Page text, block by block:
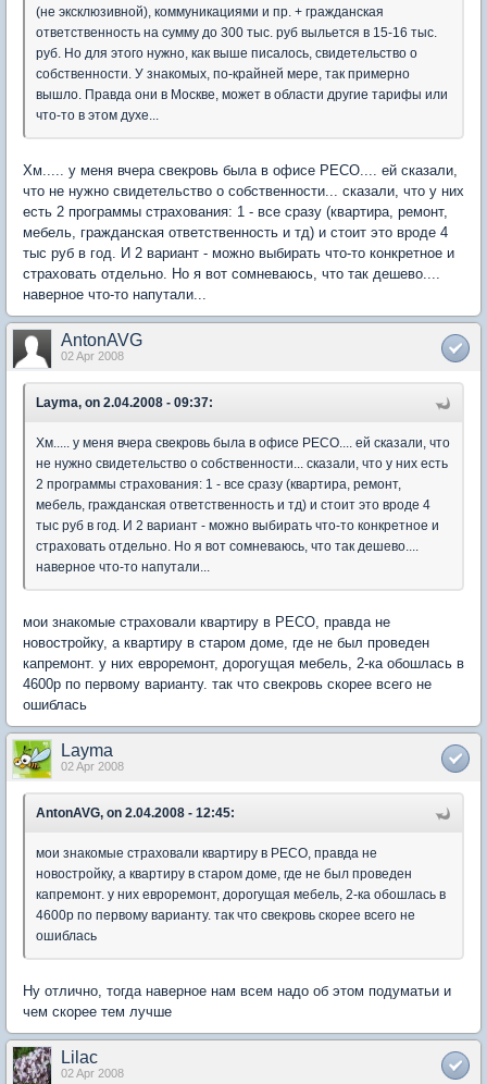
(не эксклюзивной), коммуникациями и пр. + гражданская
ответственность на сумму до 300 тыс. руб выльется в 15-16 тыс.
руб. Но для этого нужно, как выше писалось, свидетельство о
собственности. У знакомых, по-крайней мере, так примерно
вышло. Правда они в Москве, может в области другие тарифы или
что-то в этом духе...
Хм..... у меня вчера свекровь была в офисе РЕСО.... ей сказали,
что не нужно свидетельство о собственности... сказали, что у них
есть 2 программы страхования: 1 - все сразу (квартира, ремонт,
мебель, гражданская ответственность и тд) и стоит это вроде 4
тыс руб в год. И 2 вариант - можно выбирать что-то конкретное и
страховать отдельно. Но я вот сомневаюсь, что так дешево....
наверное что-то напутали...
AntonAVG
02 Apr 2008
Layma, on 2.04.2008 - 09:37:
Хм..... у меня вчера свекровь была в офисе РЕСО.... ей сказали, что
не нужно свидетельство о собственности... сказали, что у них есть
2 программы страхования: 1 - все сразу (квартира, ремонт,
мебель, гражданская ответственность и тд) и стоит это вроде 4
тыс руб в год. И 2 вариант - можно выбирать что-то конкретное и
страховать отдельно. Но я вот сомневаюсь, что так дешево....
наверное что-то напутали...
мои знакомые страховали квартиру в РЕСО, правда не
новостройку, а квартиру в старом доме, где не был проведен
капремонт. у них евроремонт, дорогущая мебель, 2-ка обошлась в
4600р по первому варианту. так что свекровь скорее всего не
ошиблась
Layma
02 Apr 2008
AntonAVG, on 2.04.2008 - 12:45:
мои знакомые страховали квартиру в РЕСО, правда не
новостройку, а квартиру в старом доме, где не был проведен
капремонт. у них евроремонт, дорогущая мебель, 2-ка обошлась в
4600р по первому варианту. так что свекровь скорее всего не
ошиблась
Ну отлично, тогда наверное нам всем надо об этом подуматьи и
чем скорее тем лучше
Lilac
02 Apr 2008